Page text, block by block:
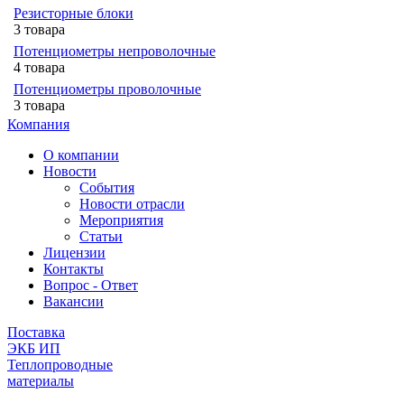
Резисторные блоки
3 товара
Потенциометры непроволочные
4 товара
Потенциометры проволочные
3 товара
Компания
О компании
Новости
События
Новости отрасли
Мероприятия
Статьи
Лицензии
Контакты
Вопрос - Ответ
Вакансии
Поставка
ЭКБ ИП
Теплопроводные
материалы